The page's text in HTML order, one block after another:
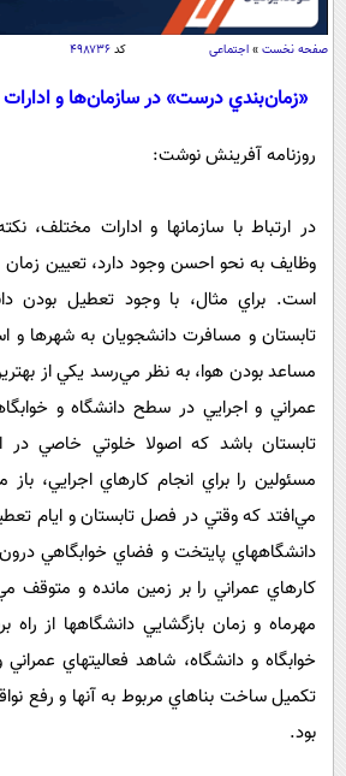
اقتصاد
اقتصادی
جامعه
سلامت
یک برش دانایی
محیط زیست
فرهنگ و هنر
علم و دانش
فناوری و It
علمی
اخبار کریپتو
قرآن
گوناگون
سرگرمی
باشگاه مغز
فیلم
اقتصاد
سیاست
سرگرمی
فناوری
گوناگون
حوادث
عصر ایران 2
خواندنی ها و دیدنی ها
پیامک
روانشناسی
آشپزی
دانلود
آموزش زبان
صفحه نخست » اجتماعی کد ۴۹۸۷۳۶
«زمان‌بندي درست» در سازمان‌ها و
روزنامه آفرینش نوشت:
در ارتباط با سازمانها و ادارات مختلف،
وظايف به نحو احسن وجود دارد، تعيين زمان
است. براي مثال، با وجود تعطيل بودن
تابستان و مسافرت دانشجويان به شهرها و
مساعد بودن هوا، به نظر مي‌رسد يكي از
عمراني و اجرايي در سطح دانشگاه و
تابستان باشد كه اصولا خلوتي خاصي
مسئولين را براي انجام كارهاي اجرايي،
مي‌افتد كه وقتي در فصل تابستان و ايام
دانشگاههاي پايتخت و فضاي خوابگاهي
كارهاي عمراني را بر زمين مانده و متوقف
مهرماه و زمان بازگشايي دانشگاهها از
خوابگاه و دانشگاه، شاهد فعاليتهاي
تكميل ساخت بناهاي مربوط به آنها و رفع
بود.